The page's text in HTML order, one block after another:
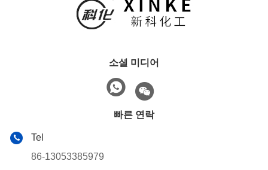
소셜 미디어
빠른 연락
Tel
86-13053385979